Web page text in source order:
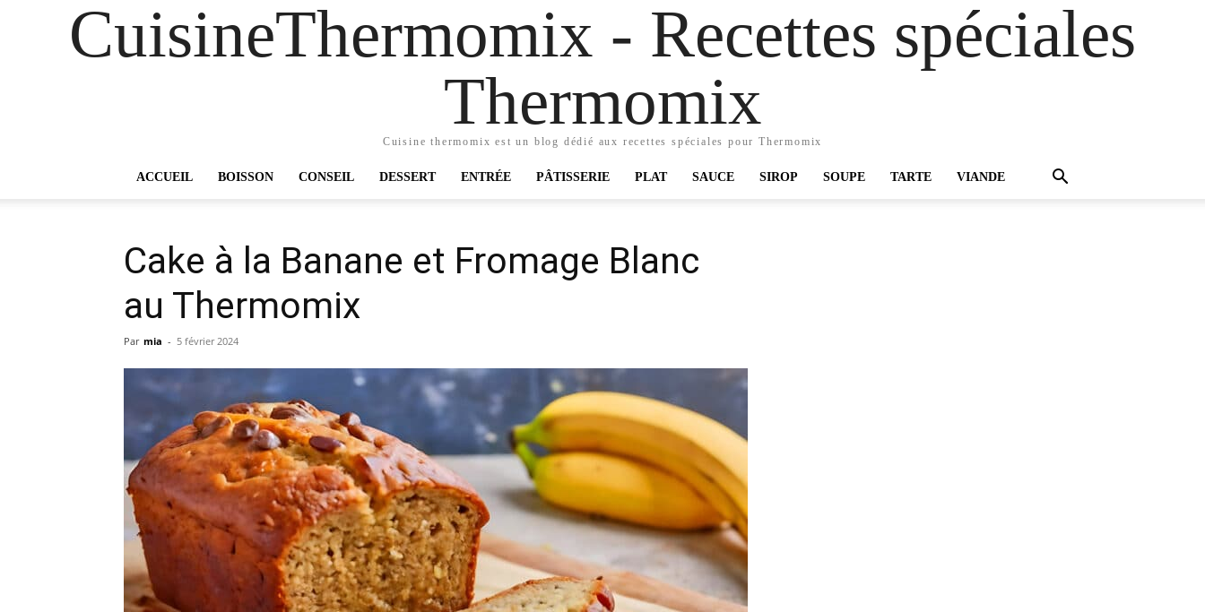
CuisineThermomix - Recettes spéciales
Thermomix
Cuisine thermomix est un blog dédié aux recettes spéciales pour Thermomix
ACCUEIL BOISSON CONSEIL DESSERT ENTRÉE PÂTISSERIE PLAT SAUCE SIROP SOUPE TARTE VIANDE
Cake à la Banane et Fromage Blanc
au Thermomix
Par mia - 5 février 2024